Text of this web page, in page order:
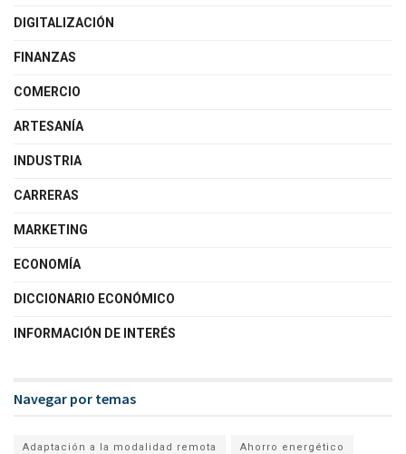
DIGITALIZACIÓN
FINANZAS
COMERCIO
ARTESANÍA
INDUSTRIA
CARRERAS
MARKETING
ECONOMÍA
DICCIONARIO ECONÓMICO
INFORMACIÓN DE INTERÉS
Navegar por temas
Adaptación a la modalidad remota Ahorro energético